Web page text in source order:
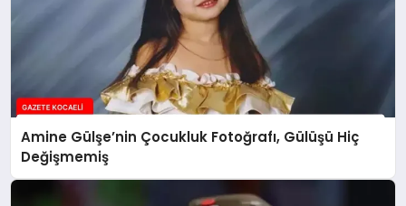
Amine Gülşe’nin Çocukluk Fotoğrafı, Gülüşü Hiç
Değişmemiş